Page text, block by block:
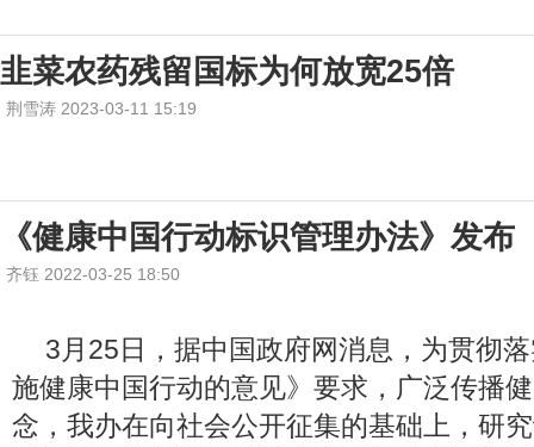
韭菜农药残留国标为何放宽25倍
荆雪涛 2023-03-11 15:19
《健康中国行动标识管理办法》发布
齐钰 2022-03-25 18:50
3月25日，据中国政府网消息，为贯彻
施健康中国行动的意见》要求，广泛传播
念，我办在向社会公开征集的基础上，研